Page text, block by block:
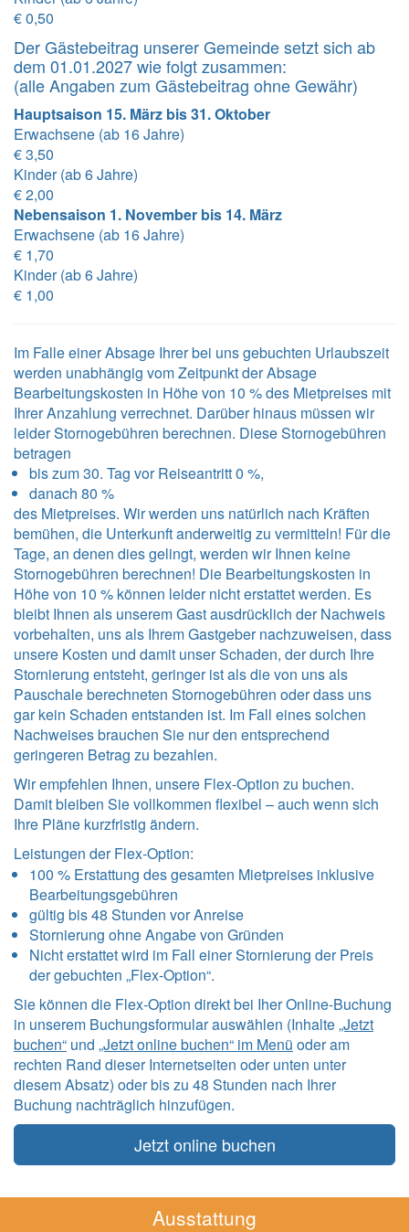
€ 0,50
Der Gästebeitrag unserer Gemeinde setzt sich ab
dem 01.01.2027 wie folgt zusammen:
(alle Angaben zum Gästebeitrag ohne Gewähr)
Hauptsaison 15. März bis 31. Oktober
Erwachsene (ab 16 Jahre)
€ 3,50
Kinder (ab 6 Jahre)
€ 2,00
Nebensaison 1. November bis 14. März
Erwachsene (ab 16 Jahre)
€ 1,70
Kinder (ab 6 Jahre)
€ 1,00
Im Falle einer Absage Ihrer bei uns gebuchten Urlaubszeit
werden unabhängig vom Zeitpunkt der Absage
Bearbeitungskosten in Höhe von 10 % des Mietpreises mit
Ihrer Anzahlung verrechnet. Darüber hinaus müssen wir
leider Stornogebühren berechnen. Diese Stornogebühren
betragen
bis zum 30. Tag vor Reiseantritt 0 %,
danach 80 %
des Mietpreises. Wir werden uns natürlich nach Kräften
bemühen, die Unterkunft anderweitig zu vermitteln! Für die
Tage, an denen dies gelingt, werden wir Ihnen keine
Stornogebühren berechnen! Die Bearbeitungskosten in
Höhe von 10 % können leider nicht erstattet werden. Es
bleibt Ihnen als unserem Gast ausdrücklich der Nachweis
vorbehalten, uns als Ihrem Gastgeber nachzuweisen, dass
unsere Kosten und damit unser Schaden, der durch Ihre
Stornierung entsteht, geringer ist als die von uns als
Pauschale berechneten Stornogebühren oder dass uns
gar kein Schaden entstanden ist. Im Fall eines solchen
Nachweises brauchen Sie nur den entsprechend
geringeren Betrag zu bezahlen.
Wir empfehlen Ihnen, unsere Flex-Option zu buchen.
Damit bleiben Sie vollkommen flexibel – auch wenn sich
Ihre Pläne kurzfristig ändern.
Leistungen der Flex-Option:
100 % Erstattung des gesamten Mietpreises inklusive
Bearbeitungsgebühren
gültig bis 48 Stunden vor Anreise
Stornierung ohne Angabe von Gründen
Nicht erstattet wird im Fall einer Stornierung der Preis
der gebuchten „Flex-Option“.
Sie können die Flex-Option direkt bei Iher Online-Buchung
in unserem Buchungsformular auswählen (Inhalte„Jetzt
buchen“ und „Jetzt online buchen“ im Menü oder am
rechten Rand dieser Internetseiten oder unten unter
diesem Absatz) oder bis zu 48 Stunden nach Ihrer
Buchung nachträglich hinzufügen.
Jetzt online buchen
Ausstattung